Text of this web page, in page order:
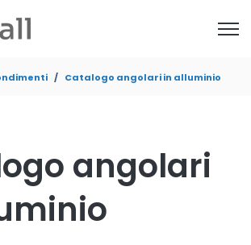
Catalogo angolari in alluminio
angolari